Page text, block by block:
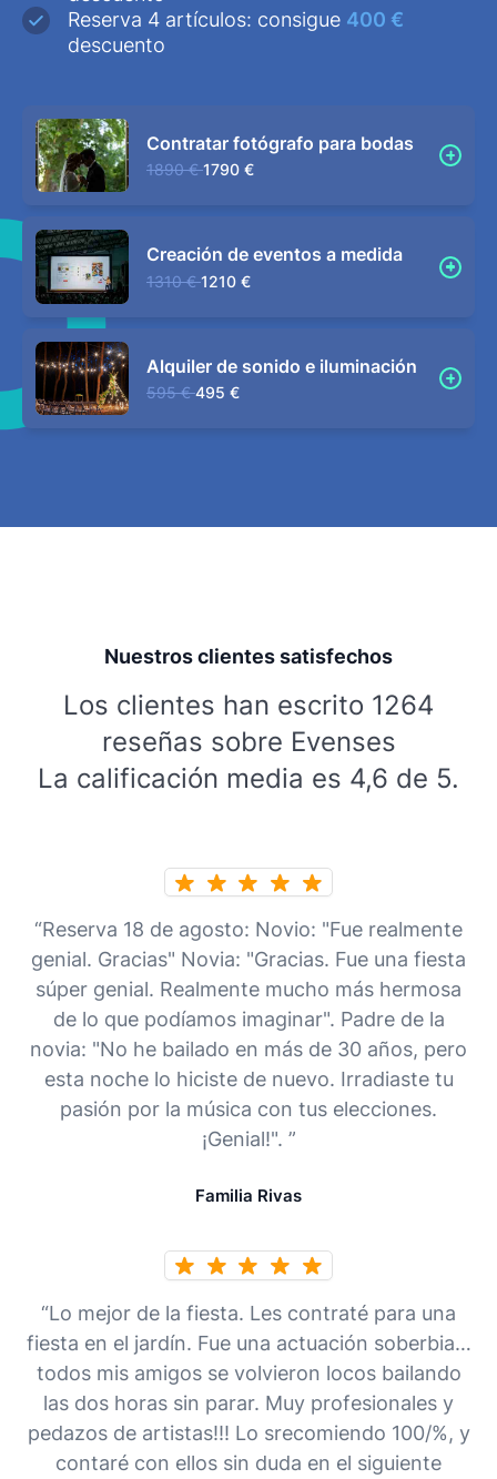
Reserva 4 artículos: consigue 400 €
descuento
Contratar fotógrafo para bodas
1890 € 1790 €
Creación de eventos a medida
1310 € 1210 €
Alquiler de sonido e iluminación
595 € 495 €
Nuestros clientes satisfechos
Los clientes han escrito 1264
reseñas sobre Evenses
La calificación media es 4,6 de 5.
“Reserva 18 de agosto: Novio: "Fue realmente
genial. Gracias" Novia: "Gracias. Fue una fiesta
súper genial. Realmente mucho más hermosa
de lo que podíamos imaginar". Padre de la
novia: "No he bailado en más de 30 años, pero
esta noche lo hiciste de nuevo. Irradiaste tu
pasión por la música con tus elecciones.
¡Genial!". ”
Familia Rivas
“Lo mejor de la fiesta. Les contraté para una
fiesta en el jardín. Fue una actuación soberbia…
todos mis amigos se volvieron locos bailando
las dos horas sin parar. Muy profesionales y
pedazos de artistas!!! Lo srecomiendo 100/%, y
contaré con ellos sin duda en el siguiente